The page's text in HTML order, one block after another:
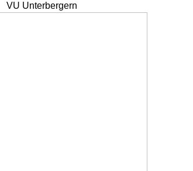
VU Unterbergern